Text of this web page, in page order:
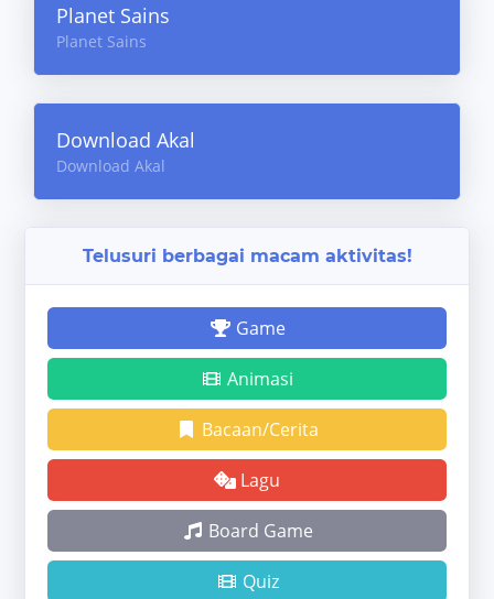
Planet Sains
Planet Sains
Download Akal
Download Akal
Telusuri berbagai macam aktivitas!
Game
Animasi
Bacaan/Cerita
Lagu
Board Game
Quiz